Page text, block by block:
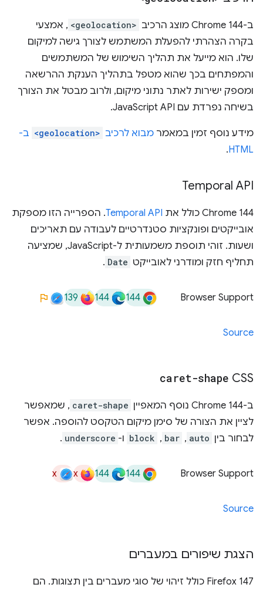
ב-Chrome 144 מוצג הרכיב <geolocation> , אמצעי
בקרה הצהרתי להפעלת המשתמש לצורך גישה למיקום
שלו. הוא מייעל את תהליך השימוש של המשתמשים
והמפתחים בכך שהוא מטפל בתהליך הענקת ההרשאה
ומספק ישירות לאתר נתוני מיקום, ולרוב מבטל את הצורך
בשיחה נפרדת עם JavaScript API.
מידע נוסף זמין במאמר מבוא לרכיב <geolocation> ב-
HTML
.
‫Temporal API
‫Chrome 144 כולל את Temporal API. הספרייה הזו מספקת
אובייקטים ופונקציות סטנדרטיים לעבודה עם תאריכים
ושעות. זוהי תוספת משמעותית ל-JavaScript, שמציעה
תחליף חזק ומודרני לאובייקט Date
.
Browser Support
144
144
139
Source
CSS
caret-shape
ב-Chrome 144 נוסף המאפיין caret-shape , שמאפשר
לציין את הצורה של סימן מיקום הטקסט להוספה. אפשר
לבחור בין auto
, ‏
bar
, ‏
block ו- underscore
.
Browser Support
144
144
x
x
Source
הצגת שיפורים במעברים
‫Firefox 147 כולל זיהוי של סוגי מעברים בין תצוגות. הם